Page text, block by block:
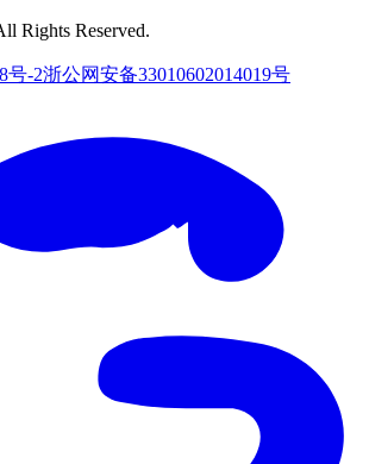
Rights Reserved.
号-2浙公网安备33010602014019号